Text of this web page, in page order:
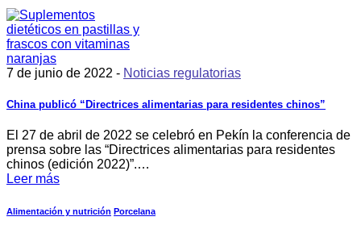
7 de junio de 2022 - Noticias regulatorias
China publicó “Directrices alimentarias para residentes chinos”
El 27 de abril de 2022 se celebró en Pekín la conferencia de
prensa sobre las “Directrices alimentarias para residentes
chinos (edición 2022)”.…
Leer más
Alimentación y nutrición Porcelana